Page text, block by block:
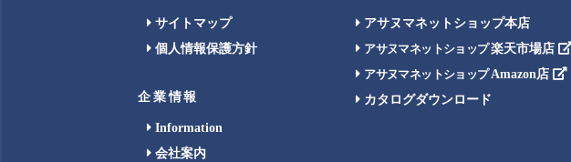
サイトマップ
個人情報保護方針
企業情報
Information
会社案内
アサヌマネットショップ本店
アサヌマネットショップ楽天市場店
アサヌマネットショップAmazon店
カタログダウンロード